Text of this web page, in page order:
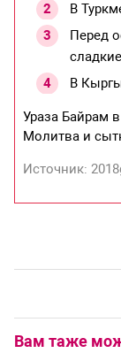
В
Перед
В
Ураза Байрам
Молитва и
Источник:
Вам таже